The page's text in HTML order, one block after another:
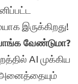
இருக்கிறது!
வேண்டுமா?
AI முக்கிய